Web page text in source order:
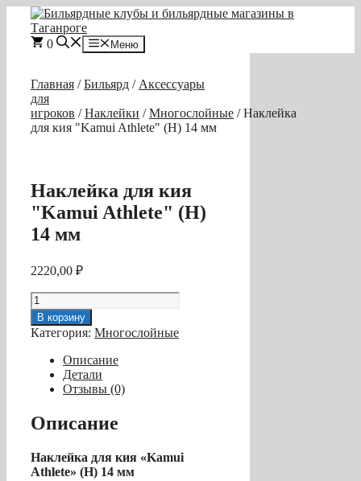
Перейти
содержимому
0 Меню
Главная /Бильярд / Аксессуары
для
игроков /Наклейки /Многослойные / Наклейка
для кия "Kamui Athlete" (H) 14 мм
Наклейка для кия
"Kamui Athlete" (H)
14 мм
2220,00 ₽
Количество
товара
Наклейка
для
"Kamui
Athlete"
14
мм
В корзину
Категория: Многослойные
Описание
Детали
Отзывы (0)
Описание
Наклейка для кия «Kamui
Athlete» (H) 14 мм